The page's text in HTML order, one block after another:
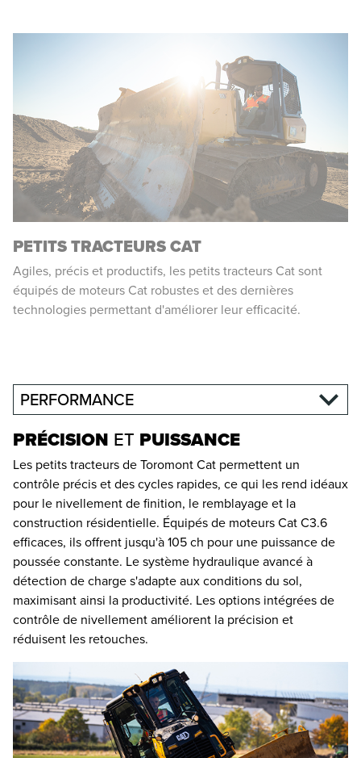
PETITS TRACTEURS CAT
Agiles, précis et productifs, les petits tracteurs Cat sont
équipés de moteurs Cat robustes et des dernières
technologies permettant d'améliorer leur efficacité.
PERFORMANCE
PRÉCISION ET PUISSANCE
Les petits tracteurs de Toromont Cat permettent un
contrôle précis et des cycles rapides, ce qui les rend idéaux
pour le nivellement de finition, le remblayage et la
construction résidentielle. Équipés de moteurs Cat C3.6
efficaces, ils offrent jusqu'à 105 ch pour une puissance de
poussée constante. Le système hydraulique avancé à
détection de charge s'adapte aux conditions du sol,
maximisant ainsi la productivité. Les options intégrées de
contrôle de nivellement améliorent la précision et
réduisent les retouches.